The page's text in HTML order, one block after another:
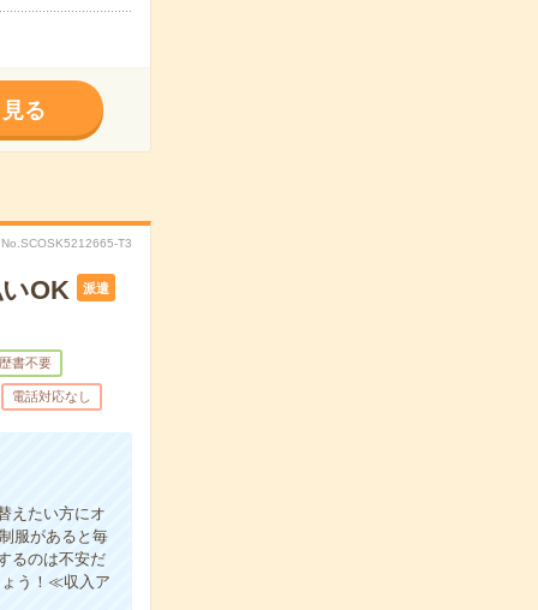
る
No.SCOSK5212665-T3
OK 派遣
書不要
電話対応なし
えたい方にオ
服があると毎
るのは不安だ
ょう！≪収入ア